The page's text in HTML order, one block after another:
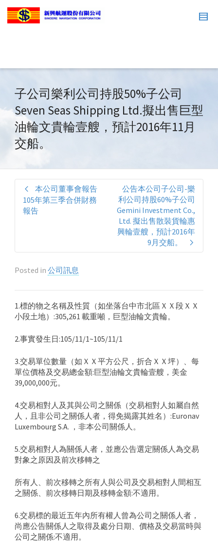
子公司樂利公司持股50%子公司
Seven Seas Shipping Ltd.擬出售巨型
油輪文貴輪壹艘，預計2016年11月
交船。
本公司董事會報告
105年第三季合併財務
報告
公告本公司子公司-樂
利公司持股60%子公司
Gemini Investment Co.,
Ltd. 擬出售散裝貨輪惠
興輪壹艘，預計2016年
9月交船。
Posted in 公司訊息
1.標的物之名稱及性質（如坐落台中市北區ＸＸ段ＸＸ
小段土地）:305,261 載重噸，巨型油輪文貴輪。
2.事實發生日:105/11/1~105/11/1
3.交易單位數量（如ＸＸ平方公尺，折合ＸＸ坪）、每
單位價格及交易總金額:巨型油輪文貴輪壹艘，美金
39,000,000元。
4.交易相對人及其與公司之關係（交易相對人如屬自然
人，且非公司之關係人者，得免揭露其姓名）:Euronav
Luxembourg S.A. ，非本公司關係人。
5.交易相對人為關係人者，並應公告選定關係人為交易
對象之原因及前次移轉之
所有人、前次移轉之所有人與公司及交易相對人間相互
之關係、前次移轉日期及移轉金額:不適用。
6.交易標的最近五年內所有權人曾為公司之關係人者，
尚應公告關係人之取得及處分日期、價格及交易當時與
公司之關係:不適用。